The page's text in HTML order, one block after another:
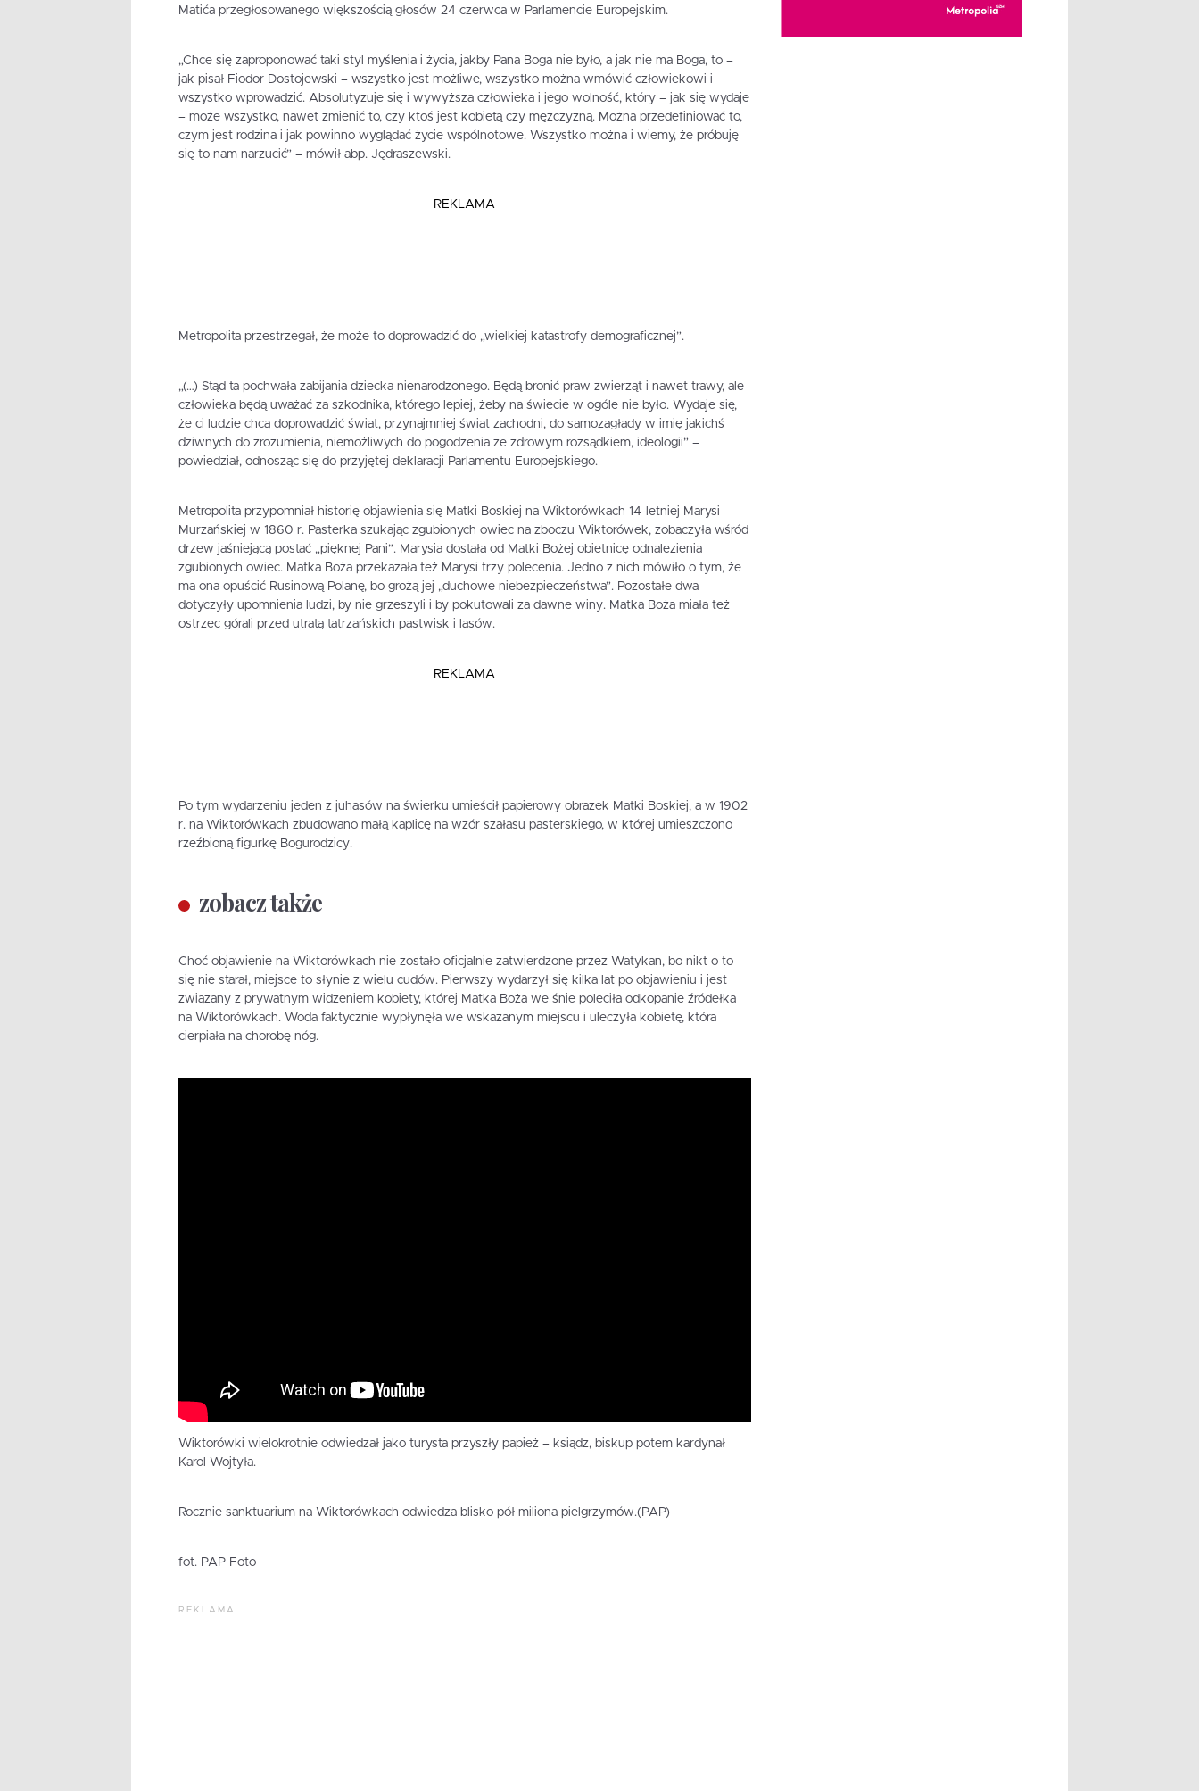
Matića przegłosowanego większością głosów 24 czerwca w Parlamencie Europejskim.
„Chce się zaproponować taki styl myślenia i życia, jakby Pana Boga nie było, a jak nie ma Boga, to –
jak pisał Fiodor Dostojewski – wszystko jest możliwe, wszystko można wmówić człowiekowi i
wszystko wprowadzić. Absolutyzuje się i wywyższa człowieka i jego wolność, który – jak się wydaje
– może wszystko, nawet zmienić to, czy ktoś jest kobietą czy mężczyzną. Można przedefiniować to,
czym jest rodzina i jak powinno wyglądać życie wspólnotowe. Wszystko można i wiemy, że próbuję
się to nam narzucić” – mówił abp. Jędraszewski.
REKLAMA
Metropolita przestrzegał, że może to doprowadzić do „wielkiej katastrofy demograficznej”.
„(…) Stąd ta pochwała zabijania dziecka nienarodzonego. Będą bronić praw zwierząt i nawet trawy, ale
człowieka będą uważać za szkodnika, którego lepiej, żeby na świecie w ogóle nie było. Wydaje się,
że ci ludzie chcą doprowadzić świat, przynajmniej świat zachodni, do samozagłady w imię jakichś
dziwnych do zrozumienia, niemożliwych do pogodzenia ze zdrowym rozsądkiem, ideologii” –
powiedział, odnosząc się do przyjętej deklaracji Parlamentu Europejskiego.
Metropolita przypomniał historię objawienia się Matki Boskiej na Wiktorówkach 14-letniej Marysi
Murzańskiej w 1860 r. Pasterka szukając zgubionych owiec na zboczu Wiktorówek, zobaczyła wśród
drzew jaśniejącą postać „pięknej Pani”. Marysia dostała od Matki Bożej obietnicę odnalezienia
zgubionych owiec. Matka Boża przekazała też Marysi trzy polecenia. Jedno z nich mówiło o tym, że
ma ona opuścić Rusinową Polanę, bo grożą jej „duchowe niebezpieczeństwa”. Pozostałe dwa
dotyczyły upomnienia ludzi, by nie grzeszyli i by pokutowali za dawne winy. Matka Boża miała też
ostrzec górali przed utratą tatrzańskich pastwisk i lasów.
REKLAMA
Po tym wydarzeniu jeden z juhasów na świerku umieścił papierowy obrazek Matki Boskiej, a w 1902
r. na Wiktorówkach zbudowano małą kaplicę na wzór szałasu pasterskiego, w której umieszczono
rzeźbioną figurkę Bogurodzicy.
zobacz także
Choć objawienie na Wiktorówkach nie zostało oficjalnie zatwierdzone przez Watykan, bo nikt o to
się nie starał, miejsce to słynie z wielu cudów. Pierwszy wydarzył się kilka lat po objawieniu i jest
związany z prywatnym widzeniem kobiety, której Matka Boża we śnie poleciła odkopanie źródełka
na Wiktorówkach. Woda faktycznie wypłynęła we wskazanym miejscu i uleczyła kobietę, która
cierpiała na chorobę nóg.
Wiktorówki wielokrotnie odwiedzał jako turysta przyszły papież – ksiądz, biskup potem kardynał
Karol Wojtyła.
Rocznie sanktuarium na Wiktorówkach odwiedza blisko pół miliona pielgrzymów.(PAP)
fot. PAP Foto
REKLAMA